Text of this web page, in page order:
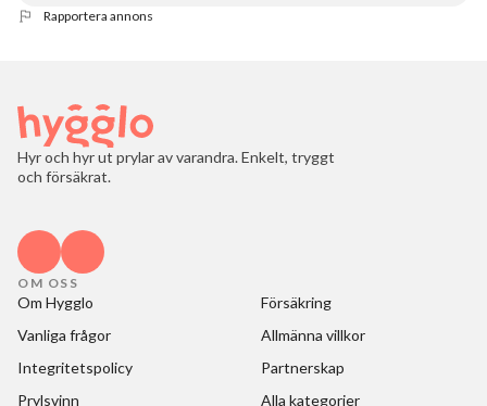
Rapportera annons
Hyr och hyr ut prylar av varandra. Enkelt, tryggt
och försäkrat.
OM OSS
Om Hygglo
Försäkring
Vanliga frågor
Allmänna villkor
Integritetspolicy
Partnerskap
Prylsvinn
Alla kategorier